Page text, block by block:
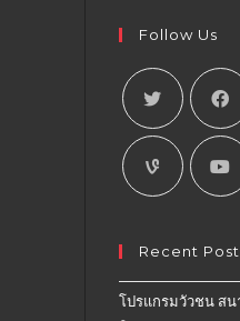
Follow Us
Recent
โปรแกรมวัวชน ส